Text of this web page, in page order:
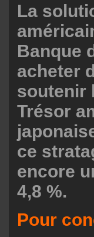
La
Banque
acheter
soutenir
Trésor
ce
encore
4,8 %.
Pour